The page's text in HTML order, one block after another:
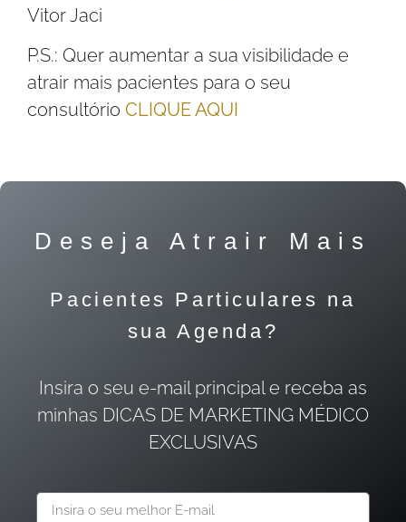
Vitor Jaci
P.S.: Quer aumentar a sua visibilidade e
atrair mais pacientes para o seu
consultório CLIQUE AQUI
Deseja Atrair Mais
Pacientes Particulares na
sua Agenda?
Insira o seu e-mail principal e receba as
minhas DICAS DE MARKETING MÉDICO
EXCLUSIVAS